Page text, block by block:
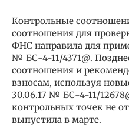
Контрольные
соотношения для
ФНС направила для
№ БС-4-11/4371@.
соотношения и
взносам, используя
30.06.17 № БС-4-11/
контрольных точек не
выпустила в марте.